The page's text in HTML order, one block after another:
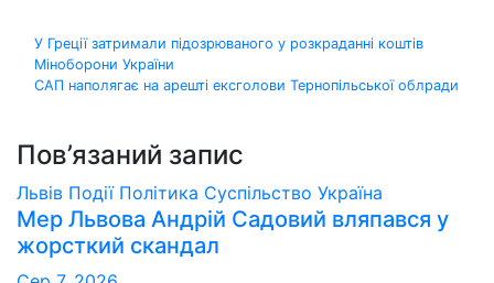
Навігація
записів
У Греції затримали підозрюваного у розкраданні коштів
Міноборони України
САП наполягає на арешті ексголови Тернопільської облради
Пов’язаний запис
Львів Події Політика Суспільство Україна
Мер Львова Андрій Садовий вляпався у
жорсткий скандал